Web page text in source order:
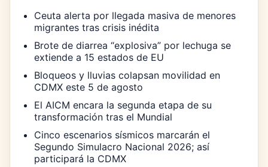
Ceuta alerta por llegada masiva de menores
migrantes tras crisis inédita
Brote de diarrea “explosiva” por lechuga se
extiende a 15 estados de EU
Bloqueos y lluvias colapsan movilidad en
CDMX este 5 de agosto
El AICM encara la segunda etapa de su
transformación tras el Mundial
Cinco escenarios sísmicos marcarán el
Segundo Simulacro Nacional 2026; así
participará la CDMX